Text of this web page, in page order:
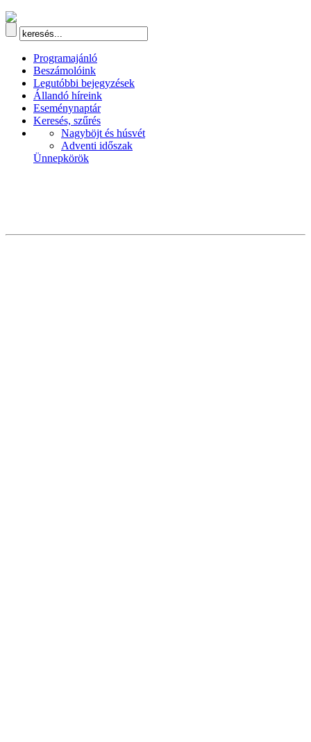
Programajánló
Beszámolóink
Legutóbbi bejegyzések
Állandó híreink
Eseménynaptár
Keresés, szűrés
Nagyböjt és húsvét
Adventi időszak
Ünnepkörök